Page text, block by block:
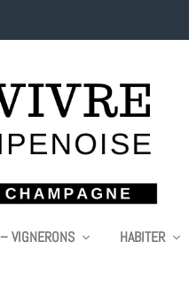
VIGNERONS HABITER